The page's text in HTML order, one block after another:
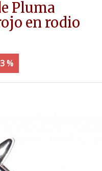
Pluma
en rodio
%